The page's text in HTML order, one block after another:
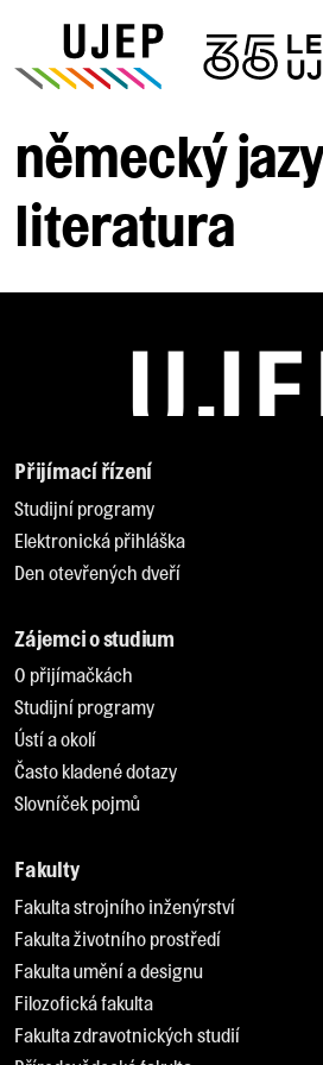
německý
literatura
Přijímací řízení
Studijní programy
Elektronická přihláška
Den otevřených dveří
Zájemci o studium
O přijímačkách
Studijní programy
Ústí a okolí
Často kladené dotazy
Slovníček pojmů
Fakulty
Fakulta strojního inženýrství
Fakulta životního prostředí
Fakulta umění a designu
Filozofická fakulta
Fakulta zdravotnických studií